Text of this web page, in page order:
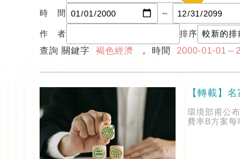
時 間 ～
作 者 排序
查詢 關鍵字褐色經濟 ， 時間 2000-01-01～
【轉載】
環境部甫公
費率B方案